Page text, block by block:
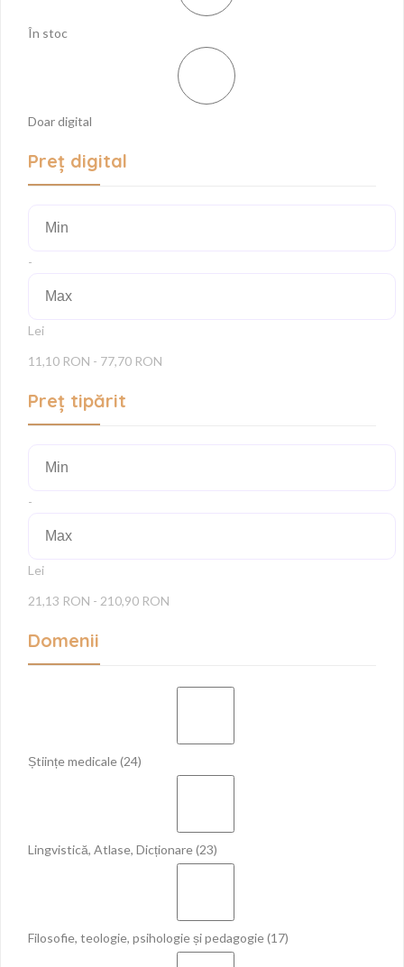
În stoc
Doar digital
Preț digital
-
Lei
11,10 RON - 77,70 RON
Preț tipărit
-
Lei
21,13 RON - 210,90 RON
Domenii
Științe medicale(24)
Lingvistică, Atlase, Dicționare(23)
Filosofie, teologie, psihologie și pedagogie(17)